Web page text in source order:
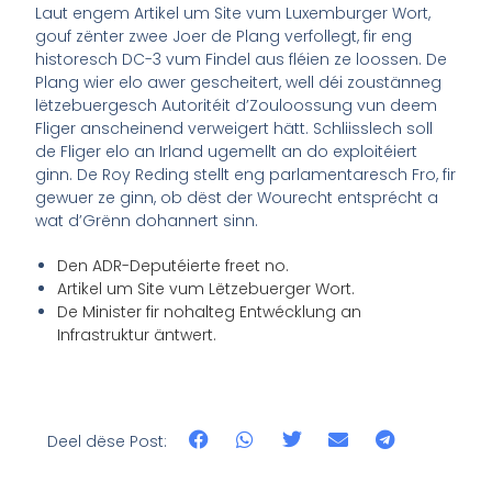
Laut engem Artikel um Site vum Luxemburger Wort,
gouf zënter zwee Joer de Plang verfollegt, fir eng
historesch DC-3 vum Findel aus fléien ze loossen. De
Plang wier elo awer gescheitert, well déi zoustänneg
lëtzebuergesch Autoritéit d’Zouloossung vun deem
Fliger anscheinend verweigert hätt. Schliisslech soll
de Fliger elo an Irland ugemellt an do exploitéiert
ginn. De Roy Reding stellt eng parlamentaresch Fro, fir
gewuer ze ginn, ob dëst der Wourecht entsprécht a
wat d’Grënn dohannert sinn.
Den ADR-Deputéierte freet no.
Artikel um Site vum Lëtzebuerger Wort.
De Minister fir nohalteg Entwécklung an
Infrastruktur äntwert.
Deel dëse Post: